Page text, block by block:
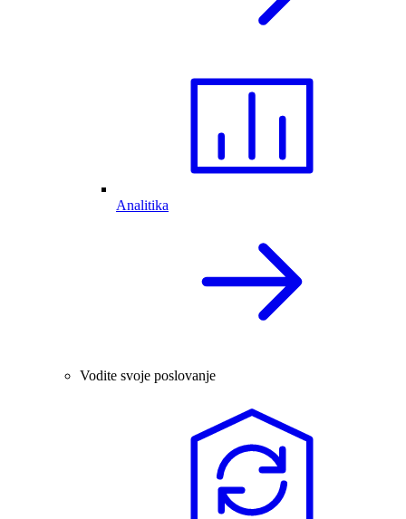
Analitika
Vodite svoje poslovanje